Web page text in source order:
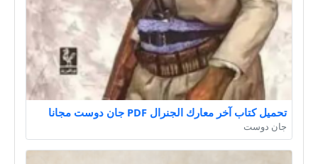
تحميل كتاب آخر معارك الجنرال PDF جان دوست مجانا
جان دوست